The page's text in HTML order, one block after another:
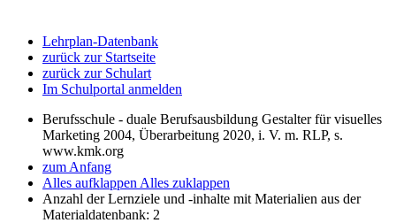
Lehrplan-Datenbank
zurück zur Startseite
zurück zur Schulart
Im Schulportal anmelden
Berufsschule - duale Berufsausbildung Gestalter für visuelles
Marketing 2004, Überarbeitung 2020, i. V. m. RLP, s.
www.kmk.org
zum Anfang
Alles aufklappen Alles zuklappen
Anzahl der Lernziele und -inhalte mit Materialien aus der
Materialdatenbank: 2